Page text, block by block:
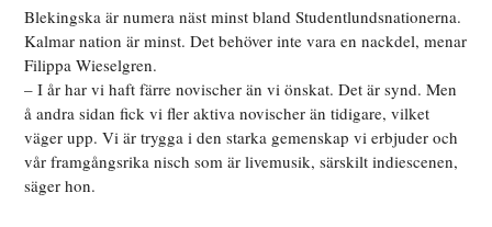
Blekingska är numera näst minst bland Studentlundsnationerna.
Kalmar nation är minst. Det behöver inte vara en nackdel, menar
Filippa Wieselgren.
– I år har vi haft färre novischer än vi önskat. Det är synd. Men
å andra sidan fick vi fler aktiva novischer än tidigare, vilket
väger upp. Vi är trygga i den starka gemenskap vi erbjuder och
vår framgångsrika nisch som är livemusik, särskilt indiescenen,
säger hon.